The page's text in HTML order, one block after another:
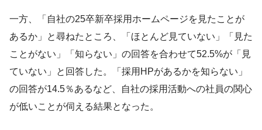
一方、「自社の25卒新卒採用ホームページを見たことが
あるか」と尋ねたところ、「ほとんど見ていない」「見た
ことがない」「知らない」の回答を合わせて52.5%が「見
ていない」と回答した。「採用HPがあるかを知らない」
の回答が14.5％あるなど、自社の採用活動への社員の関心
が低いことが伺える結果となった。